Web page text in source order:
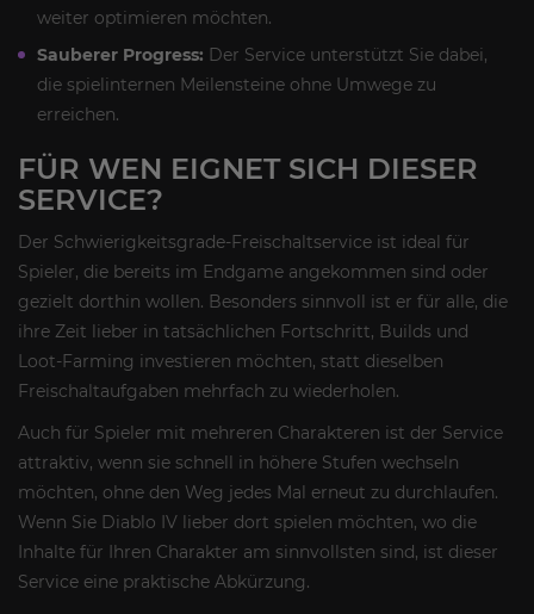
weiter optimieren möchten.
Sauberer Progress: Der Service unterstützt Sie dabei,
die spielinternen Meilensteine ohne Umwege zu
erreichen.
FÜR WEN EIGNET SICH DIESER
SERVICE?
Der Schwierigkeitsgrade-Freischaltservice ist ideal für
Spieler, die bereits im Endgame angekommen sind oder
gezielt dorthin wollen. Besonders sinnvoll ist er für alle, die
ihre Zeit lieber in tatsächlichen Fortschritt, Builds und
Loot-Farming investieren möchten, statt dieselben
Freischaltaufgaben mehrfach zu wiederholen.
Auch für Spieler mit mehreren Charakteren ist der Service
attraktiv, wenn sie schnell in höhere Stufen wechseln
möchten, ohne den Weg jedes Mal erneut zu durchlaufen.
Wenn Sie Diablo IV lieber dort spielen möchten, wo die
Inhalte für Ihren Charakter am sinnvollsten sind, ist dieser
Service eine praktische Abkürzung.